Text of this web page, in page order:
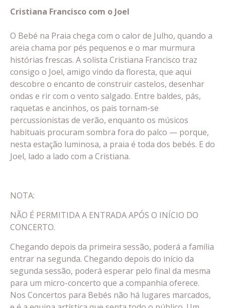
Cristiana Francisco com o Joel
O Bebé na Praia chega com o calor de Julho, quando a
areia chama por pés pequenos e o mar murmura
histórias frescas. A solista Cristiana Francisco traz
consigo o Joel, amigo vindo da floresta, que aqui
descobre o encanto de construir castelos, desenhar
ondas e rir com o vento salgado. Entre baldes, pás,
raquetas e ancinhos, os pais tornam-se
percussionistas de verão, enquanto os músicos
habituais procuram sombra fora do palco — porque,
nesta estação luminosa, a praia é toda dos bebés. E do
Joel, lado a lado com a Cristiana.
NOTA:
NÃO É PERMITIDA A ENTRADA APÓS O INÍCIO DO
CONCERTO.
Chegando depois da primeira sessão, poderá a família
entrar na segunda. Chegando depois do início da
segunda sessão, poderá esperar pelo final da mesma
para um micro-concerto que a companhia oferece.
Nos Concertos para Bebés não há lugares marcados,